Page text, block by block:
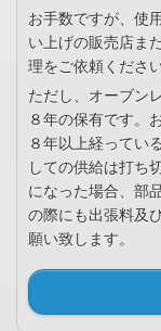
お手数ですが、使
い上げの販売店また
理をご依頼ください
ただし、オーブン
８年の保有です。
８年以上経ってい
しての供給は打ち
になった場合、部
の際にも出張料及
願い致します。